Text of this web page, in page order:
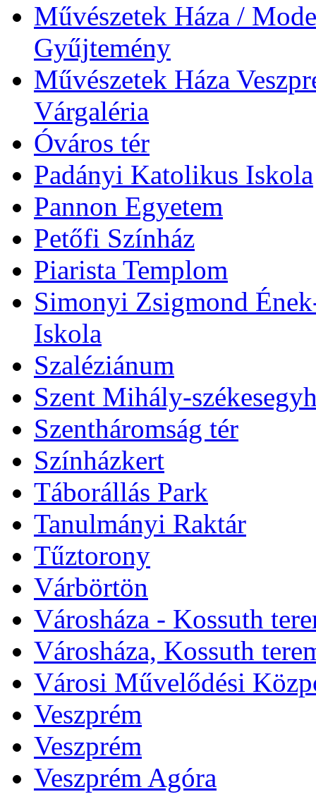
Művészetek Háza /
Gyűjtemény
Művészetek Háza
Várgaléria
Óváros tér
Padányi Katolikus Iskola
Pannon Egyetem
Petőfi Színház
Piarista Templom
Simonyi Zsigmond
Iskola
Szaléziánum
Szent Mihály-
Szentháromság tér
Színházkert
Táborállás Park
Tanulmányi Raktár
Tűztorony
Várbörtön
Városháza - Kossuth
Városháza, Kossuth
Városi Művelődési
Veszprém
Veszprém
Veszprém Agóra